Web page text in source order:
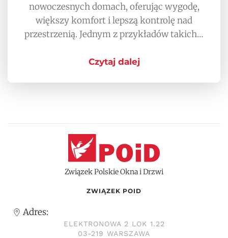
nowoczesnych domach, oferując wygodę,
większy komfort i lepszą kontrolę nad
przestrzenią. Jednym z przykładów takich…
Czytaj dalej
Związek Polskie Okna i Drzwi
ZWIĄZEK POID
Adres:
ELEKTRONOWA 2 LOK 1.22
03-219 WARSZAWA